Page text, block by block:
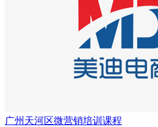
广州天河区微营销培训课程